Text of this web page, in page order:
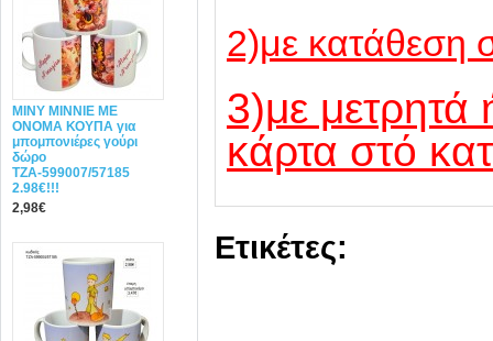
MINY ΜΙΝΝΙΕ ME
ONOMA ΚΟΥΠΑ για
μπομπονιέρες γούρι
δώρο
ΤΖΑ-599007/57185
2.98€!!!
2,98€
2)με κατάθεση
3)με μετρητά
κάρτα στό
Ετικέτες: